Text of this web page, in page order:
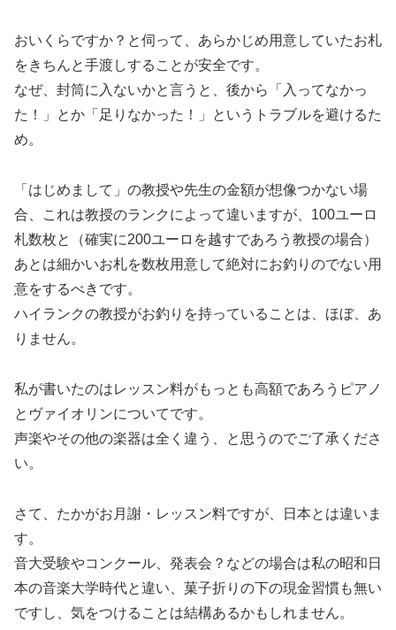
おいくらですか？と伺って、あらかじめ用意していたお札
をきちんと手渡しすることが安全です。
なぜ、封筒に入ないかと言うと、後から「入ってなかっ
た！」とか「足りなかった！」というトラブルを避けるた
め。
「はじめまして」の教授や先生の金額が想像つかない場
合、これは教授のランクによって違いますが、100ユーロ
札数枚と（確実に200ユーロを越すであろう教授の場合）
あとは細かいお札を数枚用意して絶対にお釣りのでない用
意をするべきです。
ハイランクの教授がお釣りを持っていることは、ほぼ、あ
りません。
私が書いたのはレッスン料がもっとも高額であろうピアノ
とヴァイオリンについてです。
声楽やその他の楽器は全く違う、と思うのでご了承くださ
い。
さて、たかがお月謝・レッスン料ですが、日本とは違いま
す。
音大受験やコンクール、発表会？などの場合は私の昭和日
本の音楽大学時代と違い、菓子折りの下の現金習慣も無い
ですし、気をつけることは結構あるかもしれません。